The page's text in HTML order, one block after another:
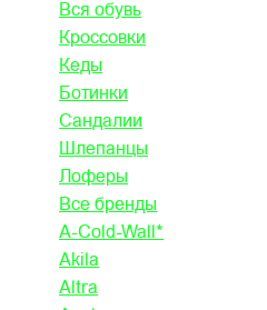
Вся обувь
Кроссовки
Кеды
Ботинки
Сандалии
Шлепанцы
Лоферы
Все бренды
A-Cold-Wall*
Akila
Altra